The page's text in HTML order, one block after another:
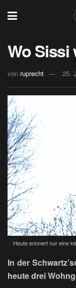
Wo Sissi
von ruprecht 25.
Heute erinnert nur eine
In der
heute drei